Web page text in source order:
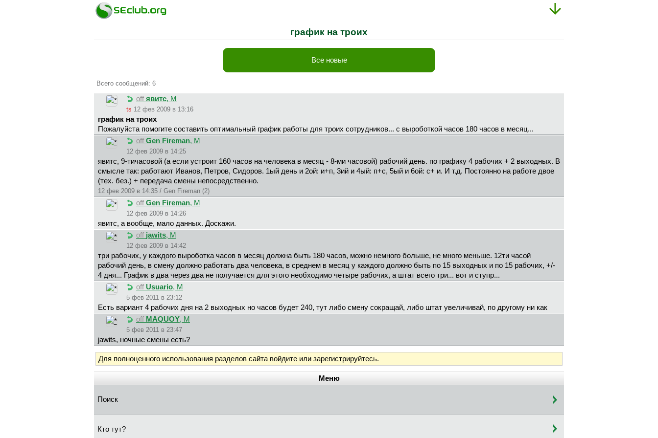
график на троих
Все новые
Всего сообщений: 6
off явитc, М
ts 12 фев 2009 в 13:16
график на троих
Пожалуйста помогите составить оптимальный график работы для троих сотрудников... с выроботкой часов 180 часов в месяц...
off Gen Fireman, М
12 фев 2009 в 14:25
явитc, 9-тичасовой (а если устроит 160 часов на человека в месяц - 8-ми часовой) рабочий день. по графику 4 рабочих + 2 выходных. В
смысле так: работают Иванов, Петров, Сидоров. 1ый день и 2ой: и+п, 3ий и 4ый: п+с, 5ый и 6ой: с+ и. И т.д. Постоянно на работе двое
(тех. без.) + передача смены непосредственно.
12 фев 2009 в 14:35 / Gen Fireman (2)
off Gen Fireman, М
12 фев 2009 в 14:26
явитc, а вообще, мало данных. Доскажи.
off jawits, М
12 фев 2009 в 14:42
три рабочих, у каждого выроботка часов в месяц должна быть 180 часов, можно немного больше, не много меньше. 12ти часой
рабочий день, в смену должно работать два человека, в среднем в месяц у каждого должно быть по 15 выходных и по 15 рабочих, +/-
4 дня... График в два через два не получается для этого необходимо четыре рабочих, а штат всего три... вот и ступр...
off Usuario, М
5 фев 2011 в 23:12
Есть вариант 4 рабочих дня на 2 выходных но часов будет 240, тут либо смену сокращай, либо штат увеличивай, по другому ни как
off MAQUOY, М
5 фев 2011 в 23:47
jawits, ночные смены есть?
Для полноценного использования разделов сайта войдите или зарегистрируйтесь.
Меню
Поиск
Кто тут?